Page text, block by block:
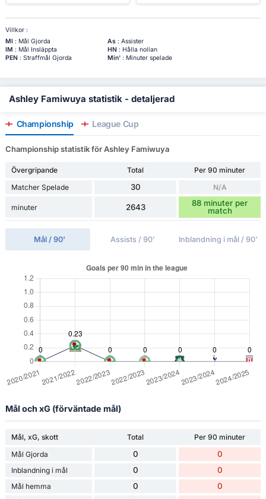
Villkor :
Ml : Mål Gjorda As: Assister
IM : Mål Insläppta HN: Hålla nollan
PEN: Straffmål Gjorda Min': Minuter spelade
Ashley Famiwuya statistik - detaljerad
Championship League Cup
Championship statistik för Ashley Famiwuya
Övergripande Total
Per 90 minuter
Matcher Spelade
30 N/A
minuter 2643
88 minuter per
match
Mål / 90' Assists / 90' Inblandning i mål / 90'
Mål och xG (förväntade mål)
Mål, xG, skott Total
Per 90 minuter
Mål Gjorda
0 0
Inblandning i mål 0 0
Mål hemma 0 0